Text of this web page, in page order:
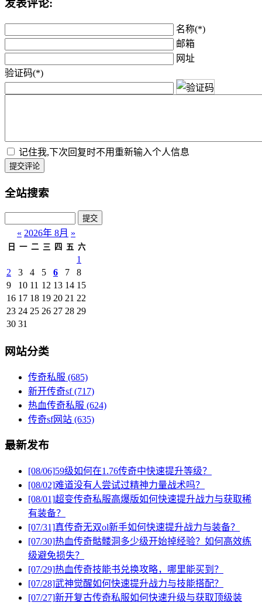
发表评论:
名称(*)
邮箱
网址
验证码(*)
记住我,下次回复时不用重新输入个人信息
提交评论
全站搜索
« 2026年 8月 »
日 一 二 三 四 五 六
1
2
3 4 5 6 7
8
9
10 11 12 13 14 15
16 17 18 19 20 21 22
23 24 25 26 27 28 29
30 31
网站分类
传奇私服 (685)
新开传奇sf(717)
热血传奇私服 (624)
传奇sf网站 (635)
最新发布
[08/06]59级如何在1.76传奇中快速提升等级？
[08/02]难道没有人尝试过精神力量战术吗？
[08/01]超变传奇私服高爆版如何快速提升战力与获取稀
有装备？
[07/31]真传奇无双ol新手如何快速提升战力与装备？
[07/30]热血传奇骷髅洞多少级开始掉经验？如何高效练
级避免损失？
[07/29]热血传奇技能书兑换攻略，哪里能买到？
[07/28]武神觉醒如何快速提升战力与技能搭配？
[07/27]新开复古传奇私服如何快速升级与获取顶级装